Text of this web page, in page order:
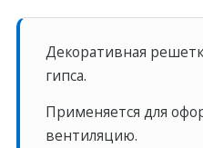
Декоративная
гипса.
Применяется для
вентиляцию.